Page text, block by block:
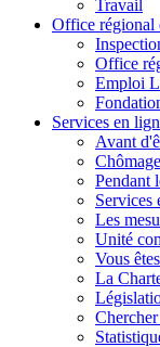
Travail
Office régional
Office
Emploi
Services en
Avant
Pendant
Services
Les
Unité
Vous
La